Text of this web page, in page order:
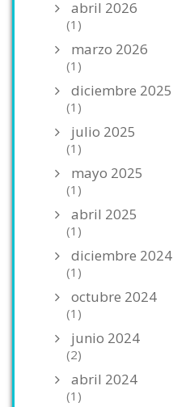
abril 2026
(1)
marzo 2026
(1)
diciembre 2025
(1)
julio 2025
(1)
mayo 2025
(1)
abril 2025
(1)
diciembre 2024
(1)
octubre 2024
(1)
junio 2024
(2)
abril 2024
(1)